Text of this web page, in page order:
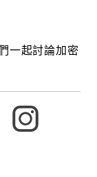
一起討論加密